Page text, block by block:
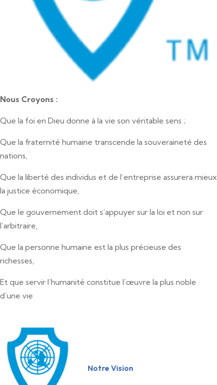
Nous Croyons :
Que la foi en Dieu donne à la vie son véritable sens ;
Que la fraternité humaine transcende la souveraineté des
nations,
Que la liberté des individus et de l’entreprise assurera mieux
la justice économique,
Que le gouvernement doit s’appuyer sur la loi et non sur
l’arbitraire,
Que la personne humaine est la plus précieuse des
richesses,
Et que servir l’humanité constitue l’œuvre la plus noble
d’une vie
Notre Vision